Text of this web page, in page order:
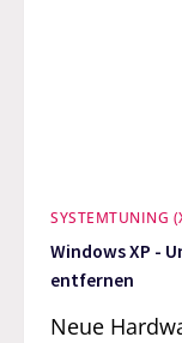
SYSTEMTUNING
Windows XP -
entfernen
Neue